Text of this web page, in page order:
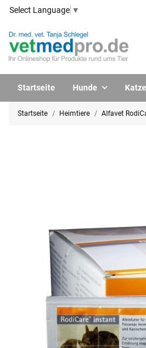
Select Language ▼
Hunde
Startseite
Startseite Heimtiere Alfavet